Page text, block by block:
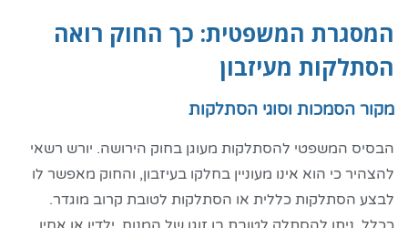
המסגרת המשפטית: כך החוק רואה
הסתלקות מעיזבון
מקור הסמכות וסוגי הסתלקות
הבסיס המשפטי להסתלקות מעוגן בחוק הירושה. יורש רשאי
להצהיר כי הוא אינו מעוניין בחלקו בעיזבון, והחוק מאפשר לו
לבצע הסתלקות כללית או הסתלקות לטובת קרוב מוגדר.